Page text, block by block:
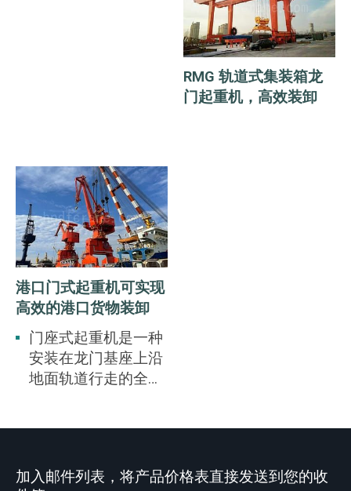
RMG 轨道式集装箱龙
门起重机，高效装卸
港口门式起重机可实现
高效的港口货物装卸
门座式起重机是一种
安装在龙门基座上沿
地面轨道行走的全回
中的船体装配和船舶
加入邮件列表，将产品价格表直接发送到您的收